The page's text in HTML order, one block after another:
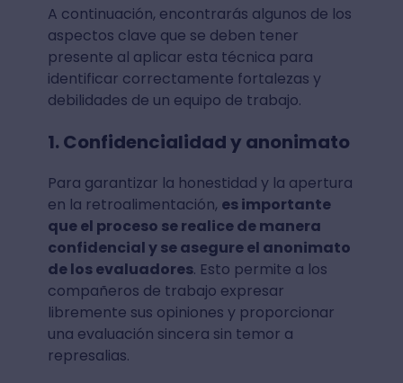
A continuación, encontrarás algunos de los
aspectos clave que se deben tener
presente al aplicar esta técnica para
identificar correctamente fortalezas y
debilidades de un equipo de trabajo.
1. Confidencialidad y anonimato
Para garantizar la honestidad y la apertura
en la retroalimentación, es importante
que el proceso se realice de manera
confidencial y se asegure el anonimato
de los evaluadores. Esto permite a los
compañeros de trabajo expresar
libremente sus opiniones y proporcionar
una evaluación sincera sin temor a
represalias.